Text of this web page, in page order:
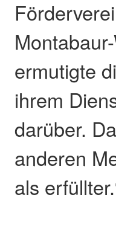
ermutigte
ihrem
darüber.
anderen
als